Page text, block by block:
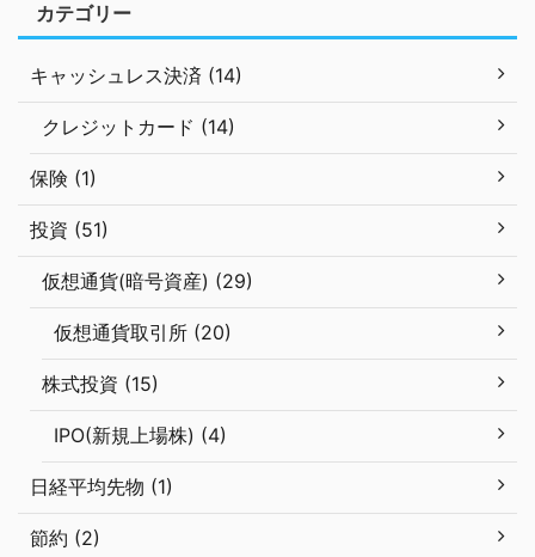
カテゴリー
キャッシュレス決済 (14)
クレジットカード (14)
保険 (1)
投資 (51)
仮想通貨(暗号資産) (29)
仮想通貨取引所 (20)
株式投資 (15)
IPO(新規上場株) (4)
日経平均先物 (1)
節約 (2)